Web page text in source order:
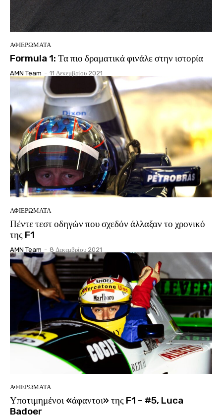
ΑΦΙΕΡΩΜΑΤΑ
Formula 1: Τα πιο δραματικά φινάλε στην ιστορία
AMN Team - 11 Δεκεμβρίου 2021
ΑΦΙΕΡΩΜΑΤΑ
Πέντε τεστ οδηγών που σχεδόν άλλαξαν το χρονικό
της F1
AMN Team - 8 Δεκεμβρίου 2021
ΑΦΙΕΡΩΜΑΤΑ
Υποτιμημένοι «άφαντοι» της F1 – #5, Luca
Badoer